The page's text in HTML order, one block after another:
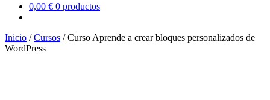
0,00 € 0 productos
Inicio /Cursos / Curso Aprende a crear bloques personalizados de
WordPress